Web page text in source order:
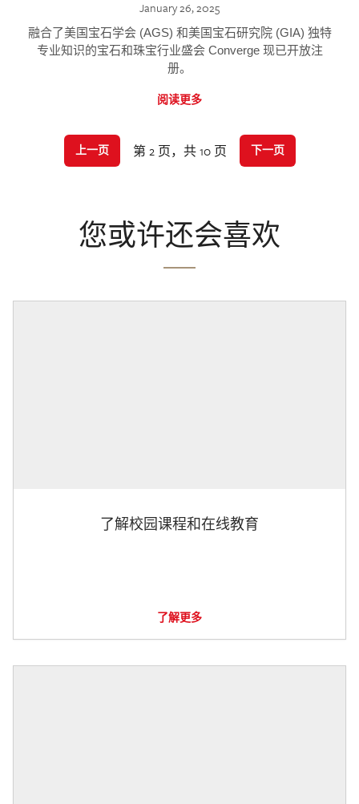
January 26, 2025
融合了美国宝石学会 (AGS) 和美国宝石研究院 (GIA) 独特
专业知识的宝石和珠宝行业盛会 Converge 现已开放注
册。
阅读更多
上一页 第 2 页，共 10 页 下一页
您或许还会喜欢
了解校园课程和在线教育
了解更多